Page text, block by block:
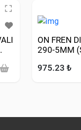
ON FREN
290-5MM
SX4 96>)
975.23 ₺